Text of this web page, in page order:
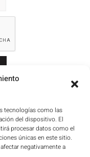
tecnologías como las
del dispositivo. El
procesar datos como el
únicas en este sitio.
negativamente a